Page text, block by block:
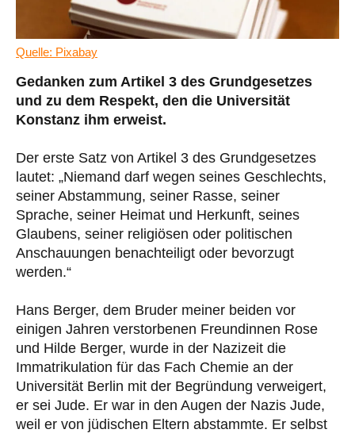
Quelle: Pixabay
Gedanken zum Artikel 3 des Grundgesetzes
und zu dem Respekt, den die Universität
Konstanz ihm erweist.
Der erste Satz von Artikel 3 des Grundgesetzes
lautet: „Niemand darf wegen seines Geschlechts,
seiner Abstammung, seiner Rasse, seiner
Sprache, seiner Heimat und Herkunft, seines
Glaubens, seiner religiösen oder politischen
Anschauungen benachteiligt oder bevorzugt
werden.“
Hans Berger, dem Bruder meiner beiden vor
einigen Jahren verstorbenen Freundinnen Rose
und Hilde Berger, wurde in der Nazizeit die
Immatrikulation für das Fach Chemie an der
Universität Berlin mit der Begründung verweigert,
er sei Jude. Er war in den Augen der Nazis Jude,
weil er von jüdischen Eltern abstammte. Er selbst